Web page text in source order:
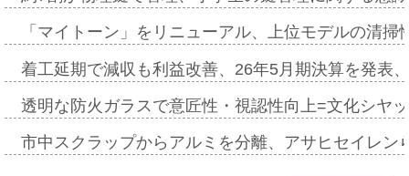
「マイトーン」をリニューアル、上位モデルの清
着工延期で減収も利益改善、26年5月期決算を発表
透明な防火ガラスで意匠性・視認性向上=文化シヤ
市中スクラップからアルミを分離、アサヒセイレ